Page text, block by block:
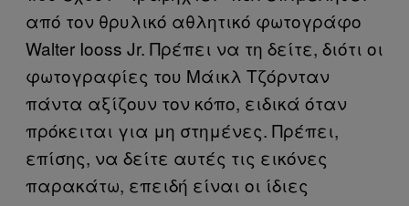
από τον θρυλικό αθλητικό φωτογράφο
Walter Iooss Jr. Πρέπει να τη δείτε, διότι οι
φωτογραφίες του Μάικλ Τζόρνταν
πάντα αξίζουν τον κόπο, ειδικά όταν
πρόκειται για μη στημένες. Πρέπει,
επίσης, να δείτε αυτές τις εικόνες
παρακάτω, επειδή είναι οι ίδιες